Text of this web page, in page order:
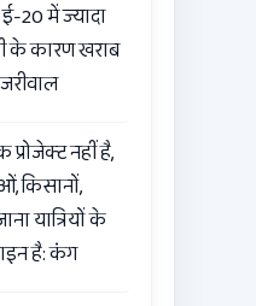
ई-20 में ज्यादा
के कारण खराब
नहीं है,
किसानों,
यात्रियों के
है: कंग